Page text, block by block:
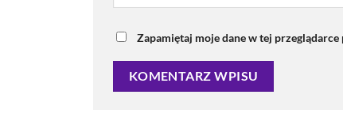
Zapamiętaj moje dane w tej